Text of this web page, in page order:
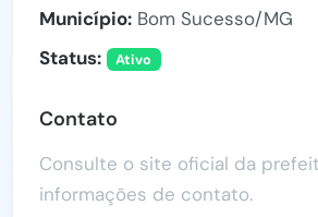
Município: Bom Sucesso/MG
Status:
Ativo
Contato
Consulte o site oficial da
informações de contato.